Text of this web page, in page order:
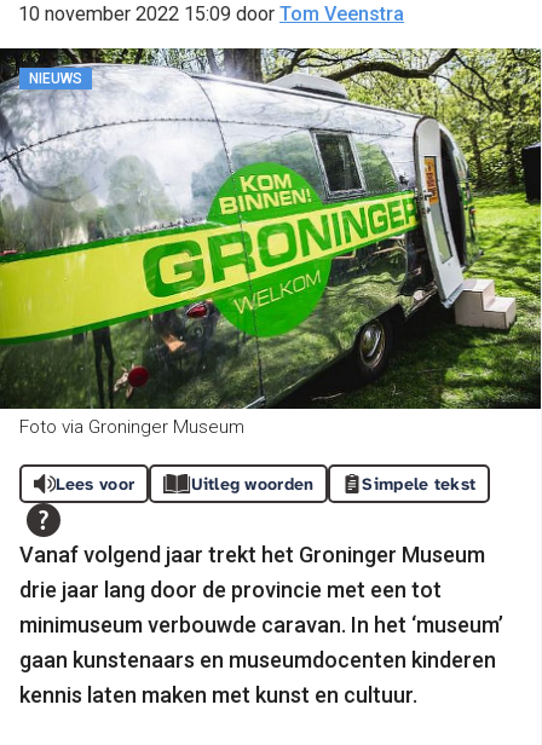
10 november 2022 15:09 door Tom Veenstra
NIEUWS
Foto via Groninger Museum
Lees voor Uitleg woorden Simpele tekst
Vanaf volgend jaar trekt het Groninger Museum
drie jaar lang door de provincie met een tot
minimuseum verbouwde caravan. In het ‘museum’
gaan kunstenaars en museumdocenten kinderen
kennis laten maken met kunst en cultuur.